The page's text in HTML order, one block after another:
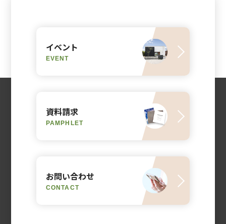
イベント
EVENT
資料請求
PAMPHLET
お問い合わせ
CONTACT